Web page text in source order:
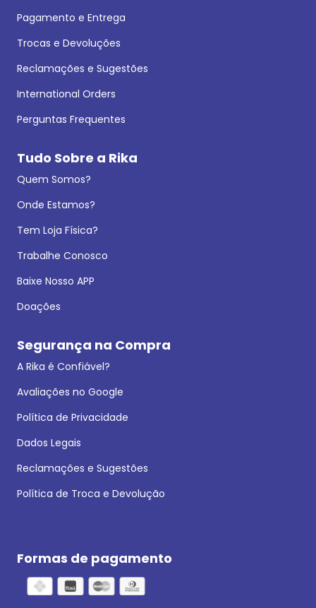
Pagamento e Entrega
Trocas e Devoluções
Reclamações e Sugestões
International Orders
Perguntas Frequentes
Tudo Sobre a Rika
Quem Somos?
Onde Estamos?
Tem Loja Física?
Trabalhe Conosco
Baixe Nosso APP
Doações
Segurança na Compra
A Rika é Confiável?
Avaliações no Google
Política de Privacidade
Dados Legais
Reclamações e Sugestões
Política de Troca e Devolução
Formas de pagamento